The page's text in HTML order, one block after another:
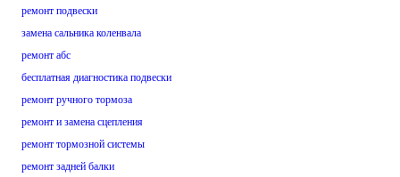
ремонт подвески
замена сальника коленвала
ремонт абс
бесплатная диагностика подвески
ремонт ручного тормоза
ремонт и замена сцепления
ремонт тормозной системы
ремонт задней балки